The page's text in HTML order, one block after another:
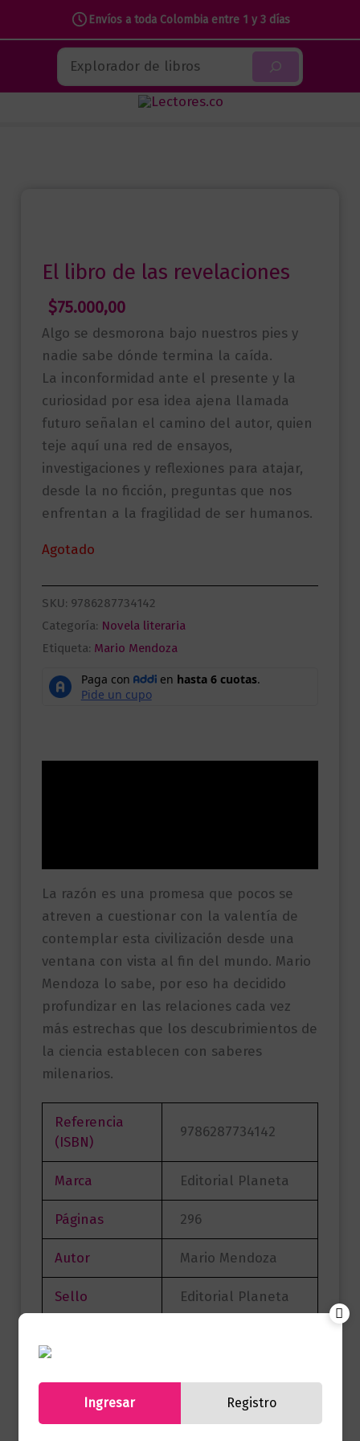
Envíos a toda Colombia entre 1 y 3 días
contenido
Buscar
El libro de las revelaciones
$75.000,00
Algo se desmorona bajo nuestros pies y
nadie sabe dónde termina la caída.
La inconformidad ante el presente y la
curiosidad por esa idea ajena llamada
futuro señalan el camino del autor, quien
teje aquí una red de ensayos,
investigaciones y reflexiones para atajar,
desde la no ficción, preguntas que nos
enfrentan a la fragilidad de ser humanos.
Agotado
SKU: 9786287734142
Categoría: Novela literaria
Etiqueta: Mario Mendoza
La razón es una promesa que pocos se
atreven a cuestionar con la valentía de
contemplar esta civilización desde una
ventana con vista al fin del mundo. Mario
Mendoza lo sabe, por eso ha decidido
profundizar en las relaciones cada vez
más estrechas que los descubrimientos de
la ciencia establecen con saberes
milenarios.
Referencia
(ISBN)
9786287734142
Marca Editorial Planeta
Páginas 296
Autor Mario Mendoza
Sello Editorial Planeta
Ingresar Registro